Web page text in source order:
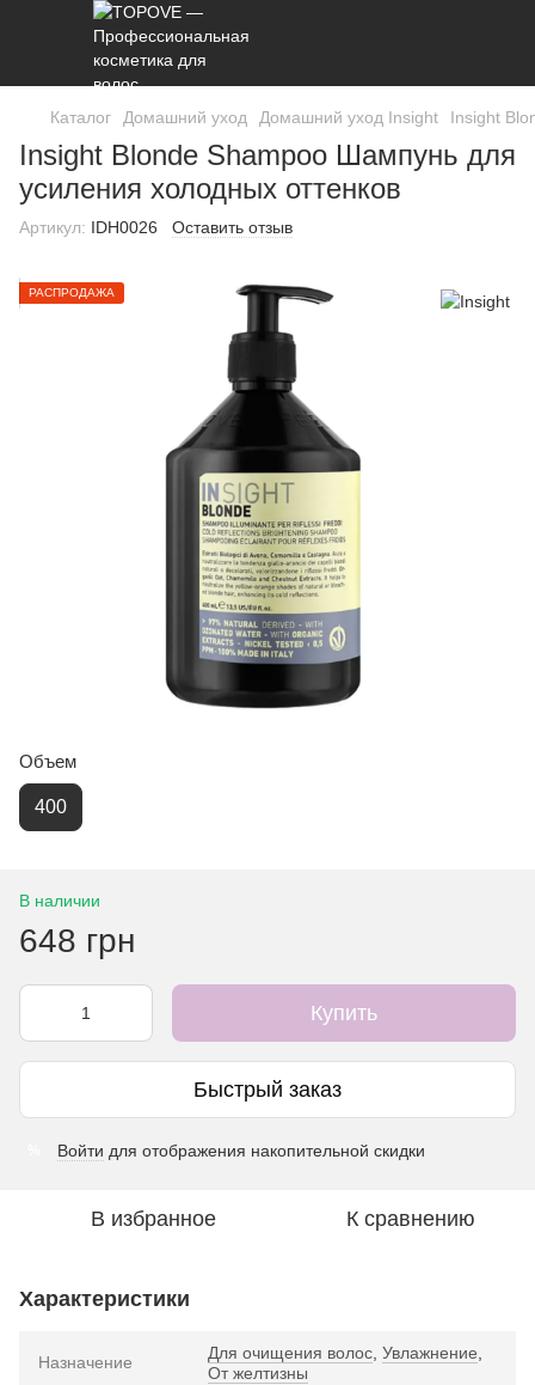
Каталог Домашний уход Домашний уход Insight Insight
Insight Blonde Shampoo Шампунь для
усиления холодных оттенков
Артикул: IDH0026 Оставить отзыв
РАСПРОДАЖА
Объем
400
В наличии
648 грн
Купить
Быстрый заказ
Войти для отображения накопительной скидки
В избранное К сравнению
Характеристики
Назначение Для очищения волос, Увлажнение,
От желтизны